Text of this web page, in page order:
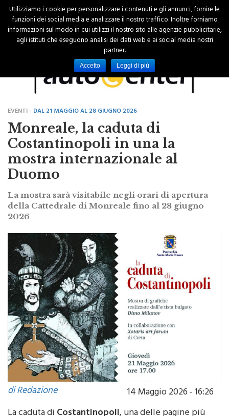
EVENTI -DAL 21 MAGGIO AL 28 GIUGNO 2026
Monreale, la caduta di
Costantinopoli in una la
mostra internazionale al
Duomo
La mostra sarà visitabile negli orari di apertura
della Cattedrale di Monreale fino al 28 giugno
di Redazione
14 Maggio 2026 - 16:26
Utilizziamo i cookie per personalizzare i contenuti e gli annunci, fornire le
funzioni dei social media e analizzare il nostro traffico. Inoltre forniamo
informazioni sul modo in cui utilizzi il nostro sito alle agenzie pubblicitarie,
agli istituti che eseguono analisi dei dati web e ai social media nostri
partner.
Accetto Leggi di più